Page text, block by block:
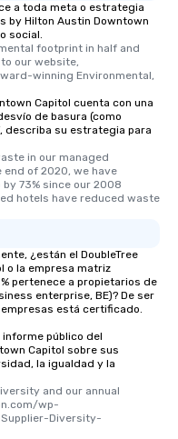
a toda meta o estrategia
by Hilton Austin Downtown
social.
footprint in half and
our website,
winning Environmental,
Capitol cuenta con una
de basura (como
describa su estrategia para
in our managed
end of 2020, we have
73% since our 2008
hotels have reduced waste
¿están el DoubleTree
o la empresa matriz
pertenece a propietarios de
enterprise, BE)? De ser
está certificado.
público del
Capitol sobre sus
la igualdad y la
and our annual
wp-
Diversity-